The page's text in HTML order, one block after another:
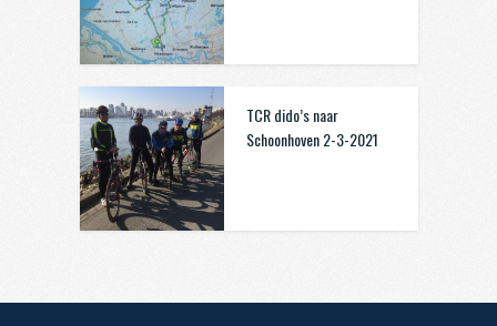
TCR dido’s naar
Schoonhoven 2-3-2021